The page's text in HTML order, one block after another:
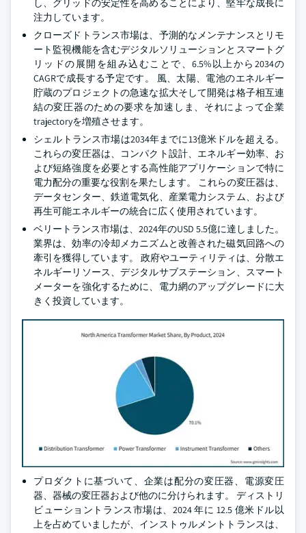
し、グリッドの安定性を高めることにより、堅牢な成長に
注力しています。
クローズドトランス市場は、予測的なメンテナンスとリモ
ート監視機能を含むデジタルソリューションとスマートグ
リッドの展開を組み込むことで、6.5%以上から2034の
CAGRで成長する予定です。 風、太陽、電池のエネルギー
貯蔵のプロジェクトの急速な拡大そして開発は格子相互連
結の変圧器のための要求を加速しま、それによって企業
trajectoryを増殖させます。
シェルトランス市場は2034年までに13億米ドルを超える。
これらの変圧器は、コンパクト設計、エネルギー効率、お
よび短絡強度を必要とする高性能アプリケーションで特に
電力配分の重要な役割を果たします。 これらの変圧器は、
データセンター、鉄道電気化、産業電力システム、および
再生可能エネルギーの統合に広く使用されています。
ベリートランス市場は、2024年のUSD 5.5億に達しました。
業界は、効率の冷却メカニズムと改善された磁気回路への
牽引を獲得しています。 政府やユーティリティは、分散エ
ネルギーリソース、デジタルサブステーション、スマート
メーターを強化するために、電力網のアップグレードに大
きく投資しています。
プロダクトに基づいて、企業は配分の変圧器、電源変圧
器、器械の変圧器および他のに分けられます。 ディストリ
ビューショントランス市場は、2024 年に 12.5 億米ドル以
上を占めていましたが、インストゥルメントトランスは、